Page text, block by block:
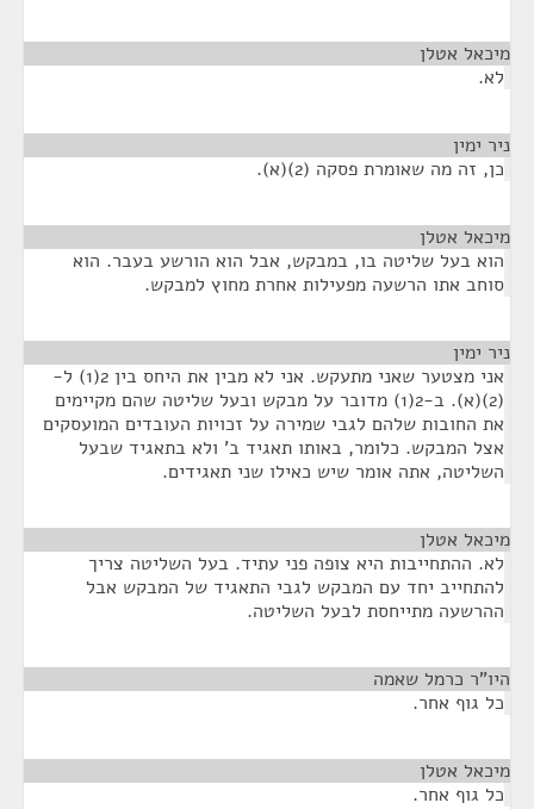
מיכאל אטלן
לא.
ניר ימין
כן, זה מה שאומרת פסקה (2)(א).
מיכאל אטלן
הוא בעל שליטה בו, במבקש, אבל הוא הורשע בעבר. הוא
סוחב אתו הרשעה מפעילות אחרת מחוץ למבקש.
ניר ימין
אני מצטער שאני מתעקש. אני לא מבין את היחס בין 2(1) ל-
(2)(א). ב-2(1) מדובר על מבקש ובעל שליטה שהם מקיימים
את החובות שלהם לגבי שמירה על זכויות העובדים המועסקים
אצל המבקש. כלומר, באותו תאגיד ב' ולא בתאגיד שבעל
השליטה, אתה אומר שיש כאילו שני תאגידים.
מיכאל אטלן
לא. ההתחייבות היא צופה פני עתיד. בעל השליטה צריך
להתחייב יחד עם המבקש לגבי התאגיד של המבקש אבל
ההרשעה מתייחסת לבעל השליטה.
היו"ר כרמל שאמה
כל גוף אחר.
מיכאל אטלן
כל גוף אחר.